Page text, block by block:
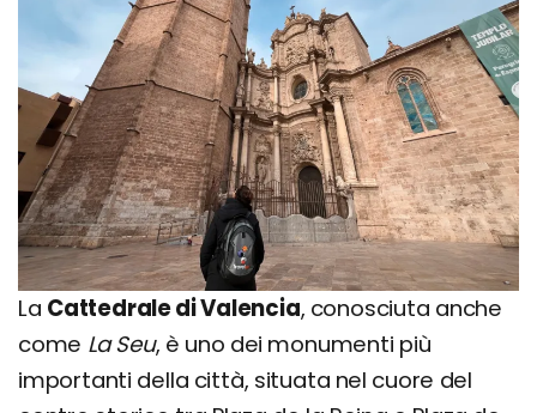
La Cattedrale di Valencia, conosciuta anche
come La Seu, è uno dei monumenti più
importanti della città, situata nel cuore del